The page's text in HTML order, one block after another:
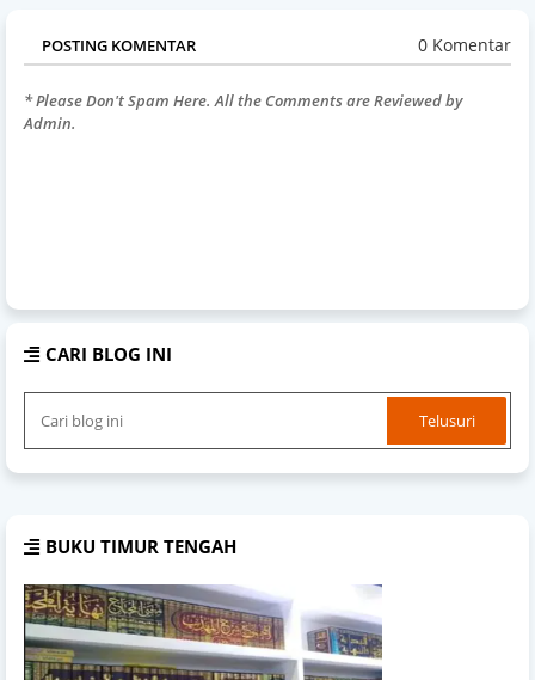
POSTING KOMENTAR 0 Komentar
* Please Don't Spam Here. All the Comments are Reviewed by
Admin.
CARI BLOG INI
BUKU TIMUR TENGAH